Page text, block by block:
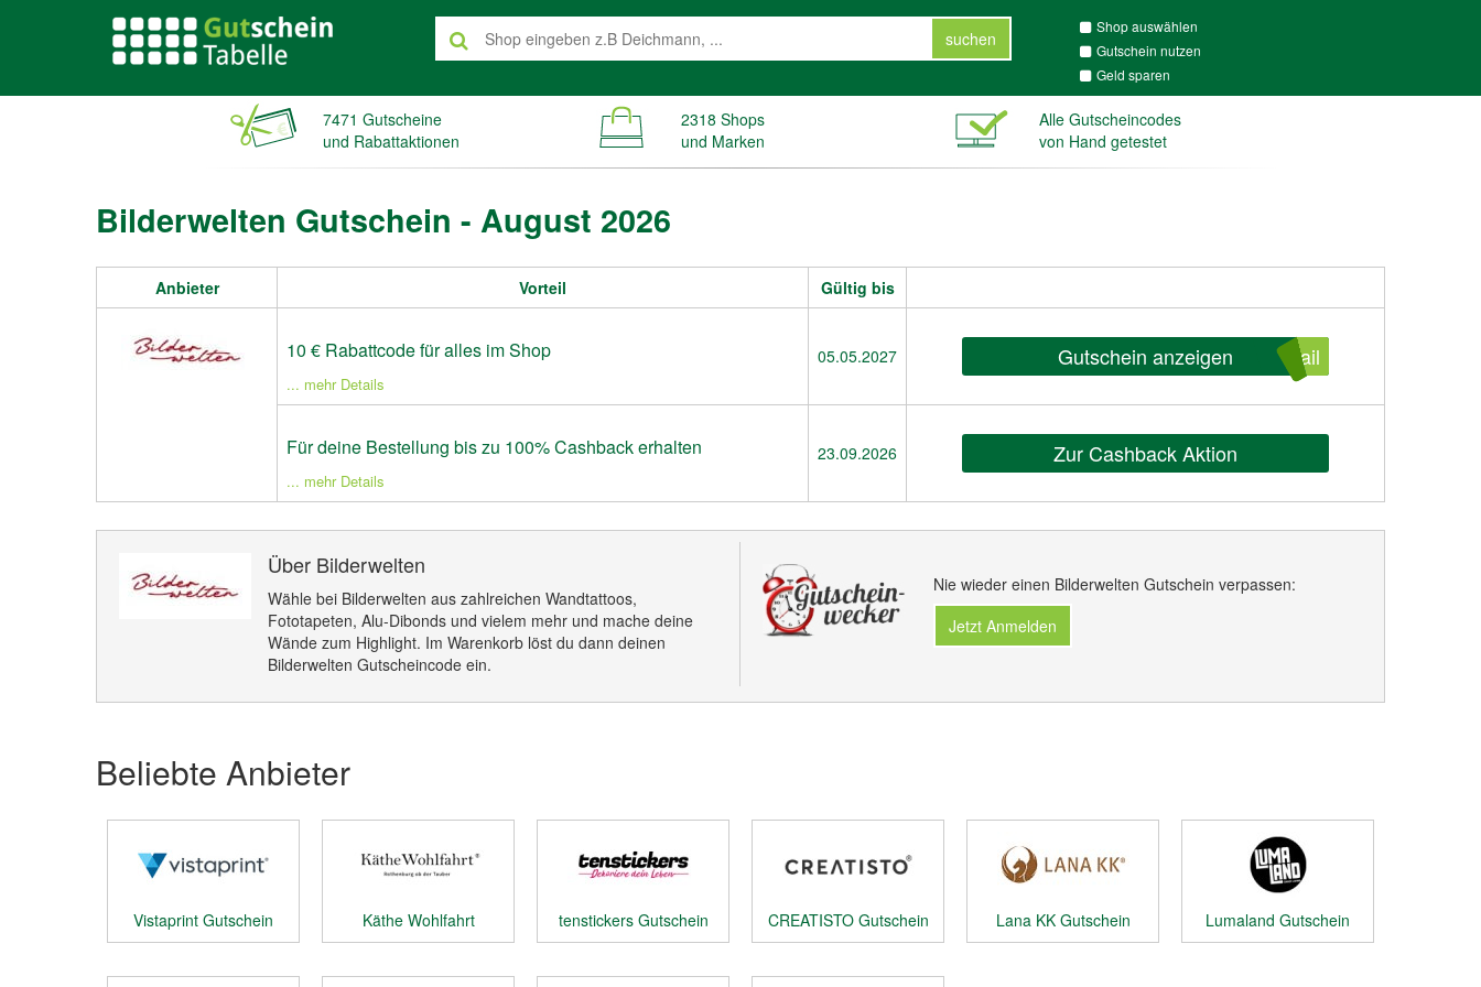
suchen
Shop auswählen
Gutschein nutzen
Geld sparen
7471 Gutscheine
und Rabattaktionen
2318 Shops
und Marken
Alle Gutscheincodes
von Hand getestet
Bilderwelten Gutschein - August 2026
Anbieter Vorteil Gültig bis
10 € Rabattcode für alles im Shop
... mehr Details
05.05.2027 Gutschein anzeigen ail
Für deine Bestellung bis zu 100% Cashback erhalten
... mehr Details
23.09.2026 Zur Cashback Aktion
Über Bilderwelten
Wähle bei Bilderwelten aus zahlreichen Wandtattoos,
Fototapeten, Alu-Dibonds und vielem mehr und mache deine
Wände zum Highlight. Im Warenkorb löst du dann deinen
Bilderwelten Gutscheincode ein.
Nie wieder einen Bilderwelten Gutschein verpassen:
Jetzt Anmelden
Beliebte Anbieter
Vistaprint Gutschein
Käthe Wohlfahrt
Gutschein
tenstickers Gutschein CREATISTO Gutschein Lana KK Gutschein Lumaland Gutschein